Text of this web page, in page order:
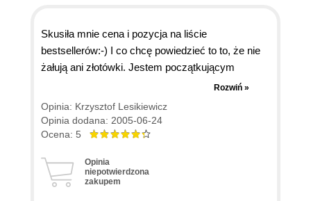
Skusiła mnie cena i pozycja na liście
bestsellerów:-) I co chcę powiedzieć to to, że nie
żałują ani złotówki. Jestem początkującym
użytkownikiem, chciałem w bloku zrobić swoją
małą sieć bezprzewodową, trochę już na ten
temat czytałem ale w tejże książeczce wszystko
fajnie przez autora zostało opisane, krok po kroku.
oraz konfiguracji do Neostrady (to dla kolegi). Moja
ocena, to spokojna 5-teczka :)
Rozwiń »
Opinia: Krzysztof Lesikiewicz
Opinia dodana: 2005-06-24
Ocena: 5
Opinia
niepotwierdzona
zakupem